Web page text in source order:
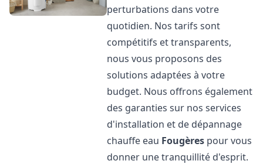
perturbations dans votre
quotidien. Nos tarifs sont
compétitifs et transparents,
nous vous proposons des
solutions adaptées à votre
budget. Nous offrons également
des garanties sur nos services
d'installation et de dépannage
chauffe eau Fougères pour vous
donner une tranquillité d'esprit.